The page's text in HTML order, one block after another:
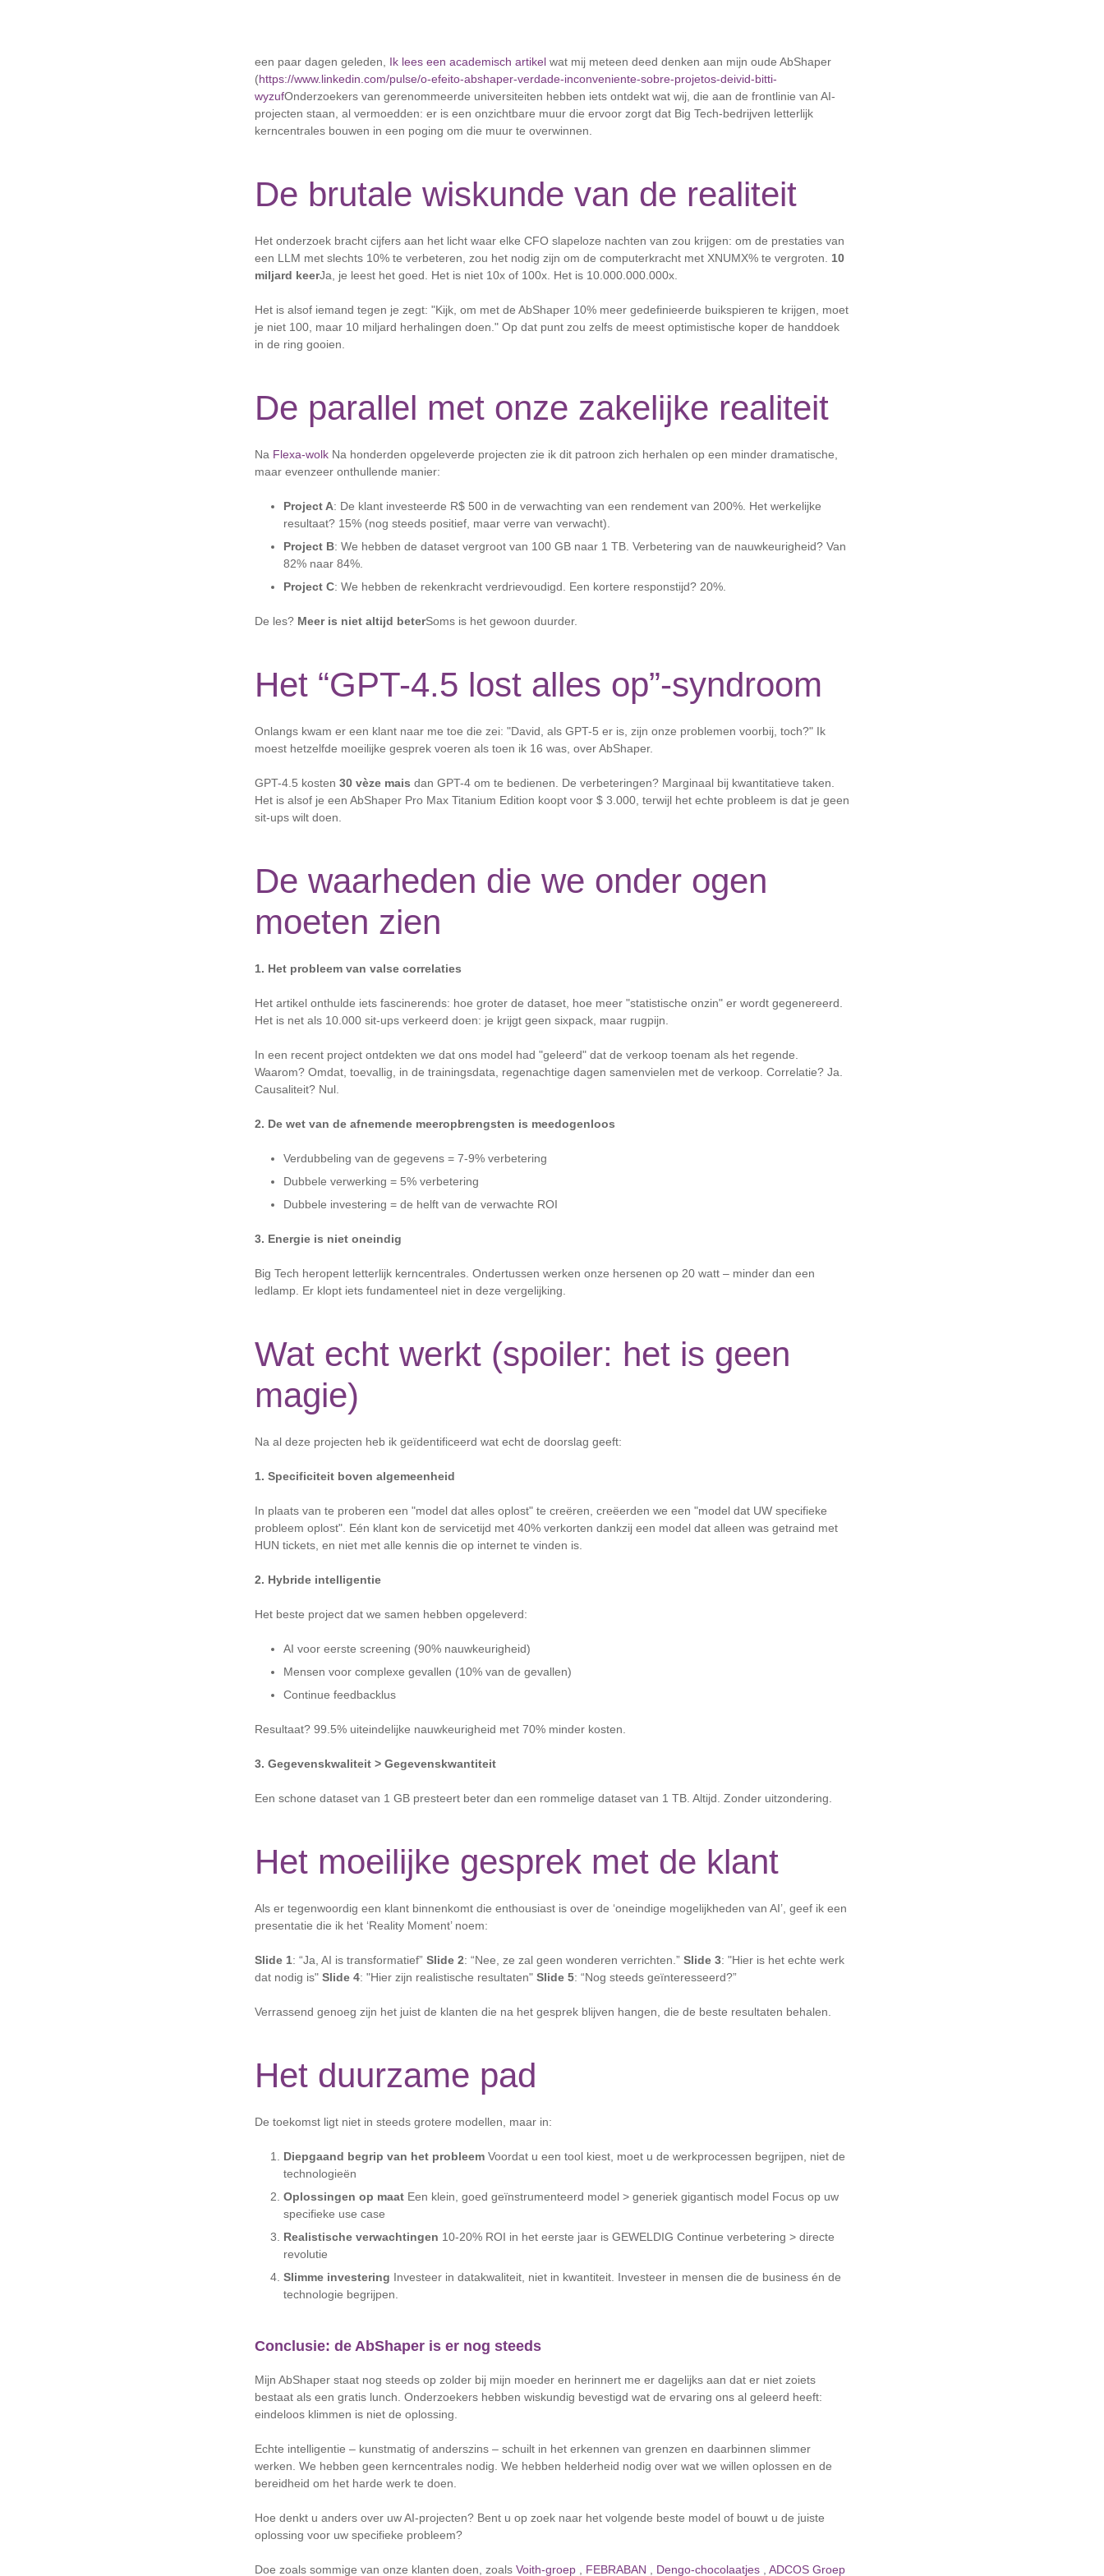
een paar dagen geleden, Ik lees een academisch artikel wat mij meteen deed denken aan mijn oude AbShaper
(https://www.linkedin.com/pulse/o-efeito-abshaper-verdade-inconveniente-sobre-projetos-deivid-bitti-
wyzufOnderzoekers van gerenommeerde universiteiten hebben iets ontdekt wat wij, die aan de frontlinie van AI-
projecten staan, al vermoedden: er is een onzichtbare muur die ervoor zorgt dat Big Tech-bedrijven letterlijk
kerncentrales bouwen in een poging om die muur te overwinnen.
De brutale wiskunde van de realiteit
Het onderzoek bracht cijfers aan het licht waar elke CFO slapeloze nachten van zou krijgen: om de prestaties van
een LLM met slechts 10% te verbeteren, zou het nodig zijn om de computerkracht met XNUMX% te vergroten. 10
miljard keerJa, je leest het goed. Het is niet 10x of 100x. Het is 10.000.000.000x.
Het is alsof iemand tegen je zegt: "Kijk, om met de AbShaper 10% meer gedefinieerde buikspieren te krijgen, moet
je niet 100, maar 10 miljard herhalingen doen." Op dat punt zou zelfs de meest optimistische koper de handdoek
in de ring gooien.
De parallel met onze zakelijke realiteit
Na Flexa-wolk Na honderden opgeleverde projecten zie ik dit patroon zich herhalen op een minder dramatische,
maar evenzeer onthullende manier:
Project A: De klant investeerde R$ 500 in de verwachting van een rendement van 200%. Het werkelijke
resultaat? 15% (nog steeds positief, maar verre van verwacht).
Project B: We hebben de dataset vergroot van 100 GB naar 1 TB. Verbetering van de nauwkeurigheid? Van
82% naar 84%.
Project C: We hebben de rekenkracht verdrievoudigd. Een kortere responstijd? 20%.
De les? Meer is niet altijd beterSoms is het gewoon duurder.
Het “GPT-4.5 lost alles op”-syndroom
Onlangs kwam er een klant naar me toe die zei: "David, als GPT-5 er is, zijn onze problemen voorbij, toch?" Ik
moest hetzelfde moeilijke gesprek voeren als toen ik 16 was, over AbShaper.
GPT-4.5 kosten 30 vèze mais dan GPT-4 om te bedienen. De verbeteringen? Marginaal bij kwantitatieve taken.
Het is alsof je een AbShaper Pro Max Titanium Edition koopt voor $ 3.000, terwijl het echte probleem is dat je geen
sit-ups wilt doen.
De waarheden die we onder ogen
moeten zien
1. Het probleem van valse correlaties
Het artikel onthulde iets fascinerends: hoe groter de dataset, hoe meer "statistische onzin" er wordt gegenereerd.
Het is net als 10.000 sit-ups verkeerd doen: je krijgt geen sixpack, maar rugpijn.
In een recent project ontdekten we dat ons model had "geleerd" dat de verkoop toenam als het regende.
Waarom? Omdat, toevallig, in de trainingsdata, regenachtige dagen samenvielen met de verkoop. Correlatie? Ja.
Causaliteit? Nul.
2. De wet van de afnemende meeropbrengsten is meedogenloos
Verdubbeling van de gegevens = 7-9% verbetering
Dubbele verwerking = 5% verbetering
Dubbele investering = de helft van de verwachte ROI
3. Energie is niet oneindig
Big Tech heropent letterlijk kerncentrales. Ondertussen werken onze hersenen op 20 watt – minder dan een
ledlamp. Er klopt iets fundamenteel niet in deze vergelijking.
Wat echt werkt (spoiler: het is geen
magie)
Na al deze projecten heb ik geïdentificeerd wat echt de doorslag geeft:
1. Specificiteit boven algemeenheid
In plaats van te proberen een "model dat alles oplost" te creëren, creëerden we een "model dat UW specifieke
probleem oplost". Eén klant kon de servicetijd met 40% verkorten dankzij een model dat alleen was getraind met
HUN tickets, en niet met alle kennis die op internet te vinden is.
2. Hybride intelligentie
Het beste project dat we samen hebben opgeleverd:
AI voor eerste screening (90% nauwkeurigheid)
Mensen voor complexe gevallen (10% van de gevallen)
Continue feedbacklus
Resultaat? 99.5% uiteindelijke nauwkeurigheid met 70% minder kosten.
3. Gegevenskwaliteit > Gegevenskwantiteit
Een schone dataset van 1 GB presteert beter dan een rommelige dataset van 1 TB. Altijd. Zonder uitzondering.
Het moeilijke gesprek met de klant
Als er tegenwoordig een klant binnenkomt die enthousiast is over de ‘oneindige mogelijkheden van AI’, geef ik een
presentatie die ik het ‘Reality Moment’ noem:
Slide 1: “Ja, AI is transformatief” Slide 2: “Nee, ze zal geen wonderen verrichten.” Slide 3: "Hier is het echte werk
dat nodig is" Slide 4: "Hier zijn realistische resultaten" Slide 5: “Nog steeds geïnteresseerd?”
Verrassend genoeg zijn het juist de klanten die na het gesprek blijven hangen, die de beste resultaten behalen.
Het duurzame pad
De toekomst ligt niet in steeds grotere modellen, maar in:
Diepgaand begrip van het probleem Voordat u een tool kiest, moet u de werkprocessen begrijpen, niet de
technologieën
Oplossingen op maat Een klein, goed geïnstrumenteerd model > generiek gigantisch model Focus op uw
specifieke use case
Realistische verwachtingen 10-20% ROI in het eerste jaar is GEWELDIG Continue verbetering > directe
revolutie
Slimme investering Investeer in datakwaliteit, niet in kwantiteit. Investeer in mensen die de business én de
technologie begrijpen.
Conclusie: de AbShaper is er nog steeds
Mijn AbShaper staat nog steeds op zolder bij mijn moeder en herinnert me er dagelijks aan dat er niet zoiets
bestaat als een gratis lunch. Onderzoekers hebben wiskundig bevestigd wat de ervaring ons al geleerd heeft:
eindeloos klimmen is niet de oplossing.
Echte intelligentie – kunstmatig of anderszins – schuilt in het erkennen van grenzen en daarbinnen slimmer
werken. We hebben geen kerncentrales nodig. We hebben helderheid nodig over wat we willen oplossen en de
bereidheid om het harde werk te doen.
Hoe denkt u anders over uw AI-projecten? Bent u op zoek naar het volgende beste model of bouwt u de juiste
oplossing voor uw specifieke probleem?
Doe zoals sommige van onze klanten doen, zoals Voith-groep FEBRABAN Dengo-chocolaatjes ADCOS Groep